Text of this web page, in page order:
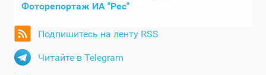
Фоторепортаж ИА "Рес"
Подпишитесь на ленту RSS
Читайте в Telegram